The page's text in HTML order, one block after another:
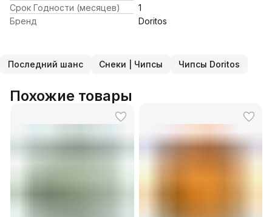
Срок Годности (месяцев)
1
Бренд
Doritos
Последний шанс Снеки | Чипсы Чипсы Doritos
Похожие товары